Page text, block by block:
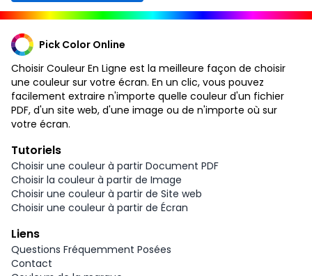
Pick Color Online
Choisir Couleur En Ligne est la meilleure façon de choisir
une couleur sur votre écran. En un clic, vous pouvez
facilement extraire n'importe quelle couleur d'un fichier
PDF, d'un site web, d'une image ou de n'importe où sur
votre écran.
Tutoriels
Choisir une couleur à partir Document PDF
Choisir la couleur à partir de Image
Choisir une couleur à partir de Site web
Choisir une couleur à partir de Écran
Liens
Questions Fréquemment Posées
Contact